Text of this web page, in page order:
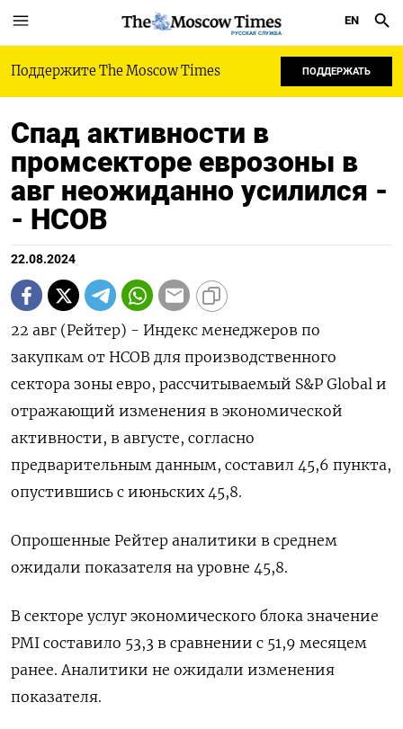
РУССКАЯ СЛУЖБА
EN
Поддержите The Moscow Times ПОДДЕРЖАТЬ
Спад активности в
промсекторе еврозоны в
авг неожиданно усилился -
- HCOB
22.08.2024
22 авг (Рейтер) - Индекс менеджеров по
закупкам от HCOB для производственного
сектора зоны евро, рассчитываемый S&P Global и
отражающий изменения в экономической
активности, в августе, согласно
предварительным данным, составил 45,6 пункта,
опустившись с июньских 45,8.
Опрошенные Рейтер аналитики в среднем
ожидали показателя на уровне 45,8.
В секторе услуг экономического блока значение
PMI составило 53,3 в сравнении с 51,9 месяцем
ранее. Аналитики не ожидали изменения
показателя.